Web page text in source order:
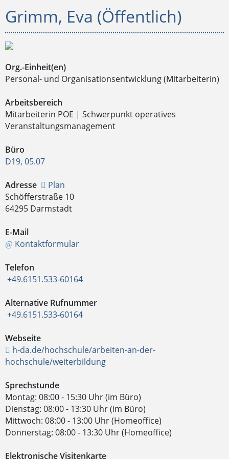
Grimm, Eva (Öffentlich)
Org.-Einheit(en)
Personal- und Organisationsentwicklung (Mitarbeiterin)
Arbeitsbereich
Mitarbeiterin POE | Schwerpunkt operatives
Veranstaltungsmanagement
Büro
D19, 05.07
Adresse
Plan
Schöfferstraße 10
64295 Darmstadt
E-Mail
Kontaktformular
Telefon
+49.6151.533-60164
Alternative Rufnummer
+49.6151.533-60164
Webseite
h-da.de/hochschule/arbeiten-an-der-
hochschule/weiterbildung
Sprechstunde
Montag: 08:00 - 15:30 Uhr (im Büro)
Dienstag: 08:00 - 13:30 Uhr (im Büro)
Mittwoch: 08:00 - 13:00 Uhr (Homeoffice)
Donnerstag: 08:00 - 13:30 Uhr (Homeoffice)
Elektronische Visitenkarte